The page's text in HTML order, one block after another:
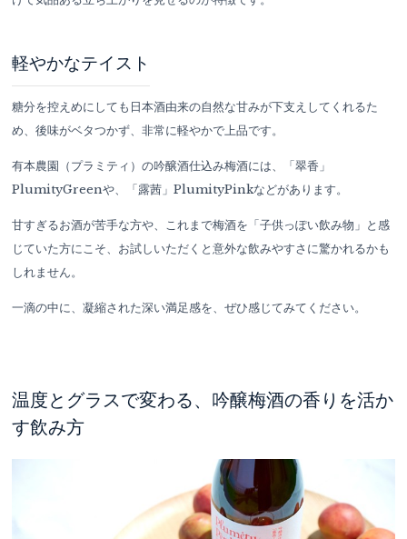
軽やかなテイスト
糖分を控えめにしても日本酒由来の自然な甘みが下支えしてくれるた
め、後味がベタつかず、非常に軽やかで上品です。
有本農園（プラミティ）の吟醸酒仕込み梅酒には、「翠香」
PlumityGreenや、「露茜」PlumityPinkなどがあります。
甘すぎるお酒が苦手な方や、これまで梅酒を「子供っぽい飲み物」と感
じていた方にこそ、お試しいただくと意外な飲みやすさに驚かれるかも
しれません。
一滴の中に、凝縮された深い満足感を、ぜひ感じてみてください。
温度とグラスで変わる、吟醸梅酒の香りを活か
す飲み方